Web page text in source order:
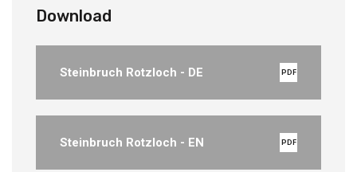
Download
Steinbruch Rotzloch - DE PDF
Steinbruch Rotzloch - EN PDF